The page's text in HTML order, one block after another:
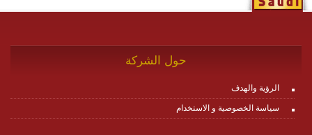
حول الشركة
الرؤية والهدف
سياسة الخصوصية و الاستخدام